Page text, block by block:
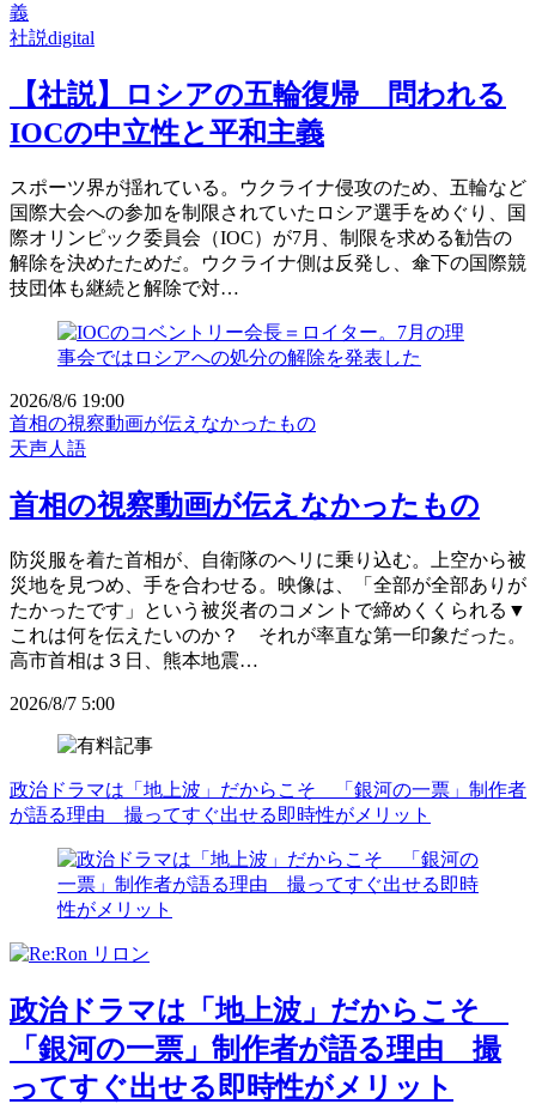
義
社説digital
【社説】ロシアの五輪復帰 問われる
IOCの中立性と平和主義
スポーツ界が揺れている。ウクライナ侵攻のため、五輪など
国際大会への参加を制限されていたロシア選手をめぐり、国
際オリンピック委員会（IOC）が7月、制限を求める勧告の
解除を決めたためだ。ウクライナ側は反発し、傘下の国際競
技団体も継続と解除で対…
2026/8/6 19:00
首相の視察動画が伝えなかったもの
天声人語
首相の視察動画が伝えなかったもの
防災服を着た首相が、自衛隊のヘリに乗り込む。上空から被
災地を見つめ、手を合わせる。映像は、「全部が全部ありが
たかったです」という被災者のコメントで締めくくられる▼
これは何を伝えたいのか？ それが率直な第一印象だった。
高市首相は３日、熊本地震…
2026/8/7 5:00
政治ドラマは「地上波」だからこそ 「銀河の一票」制作者
が語る理由 撮ってすぐ出せる即時性がメリット
政治ドラマは「地上波」だからこそ
「銀河の一票」制作者が語る理由 撮
ってすぐ出せる即時性がメリット